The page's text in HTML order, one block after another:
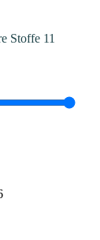
Stoffe 11